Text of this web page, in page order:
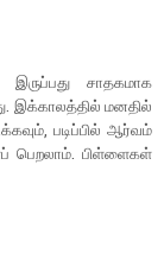
இருப்பது சாதகமாக
இக்காலத்தில் மனதில்
படிப்பில் ஆர்வம்
பெறலாம். பிள்ளைகள்